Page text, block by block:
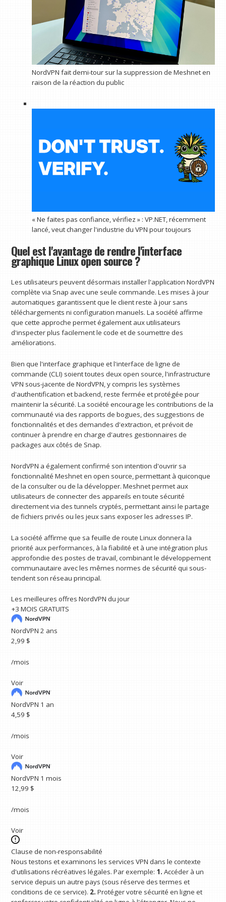
NordVPN fait demi-tour sur la suppression de Meshnet en
raison de la réaction du public
« Ne faites pas confiance, vérifiez » : VP.NET, récemment
lancé, veut changer l'industrie du VPN pour toujours
Quel est l'avantage de rendre l'interface
graphique Linux open source ?
Les utilisateurs peuvent désormais installer l'application NordVPN
complète via Snap avec une seule commande. Les mises à jour
automatiques garantissent que le client reste à jour sans
téléchargements ni configuration manuels. La société affirme
que cette approche permet également aux utilisateurs
d'inspecter plus facilement le code et de soumettre des
améliorations.
Bien que l'interface graphique et l'interface de ligne de
commande (CLI) soient toutes deux open source, l'infrastructure
VPN sous-jacente de NordVPN, y compris les systèmes
d'authentification et backend, reste fermée et protégée pour
maintenir la sécurité. La société encourage les contributions de la
communauté via des rapports de bogues, des suggestions de
fonctionnalités et des demandes d'extraction, et prévoit de
continuer à prendre en charge d'autres gestionnaires de
packages aux côtés de Snap.
NordVPN a également confirmé son intention d'ouvrir sa
fonctionnalité Meshnet en open source, permettant à quiconque
de la consulter ou de la développer. Meshnet permet aux
utilisateurs de connecter des appareils en toute sécurité
directement via des tunnels cryptés, permettant ainsi le partage
de fichiers privés ou les jeux sans exposer les adresses IP.
La société affirme que sa feuille de route Linux donnera la
priorité aux performances, à la fiabilité et à une intégration plus
approfondie des postes de travail, combinant le développement
communautaire avec les mêmes normes de sécurité qui sous-
tendent son réseau principal.
Les meilleures offres NordVPN du jour
+3 MOIS GRATUITS
NordVPN 2 ans
2,99 $
/mois
Voir
NordVPN 1 an
4,59 $
/mois
Voir
NordVPN 1 mois
12,99 $
/mois
Voir
Clause de non-responsabilité
Nous testons et examinons les services VPN dans le contexte
d'utilisations récréatives légales. Par exemple: 1. Accéder à un
service depuis un autre pays (sous réserve des termes et
conditions de ce service). 2. Protéger votre sécurité en ligne et